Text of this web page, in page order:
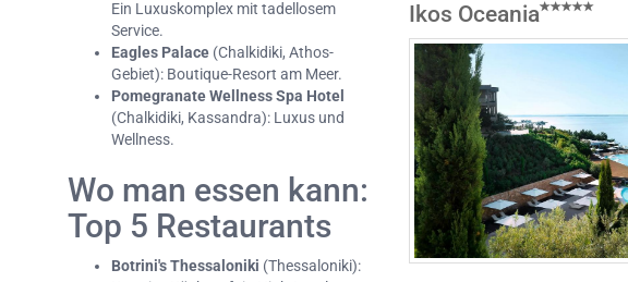
Ein Luxuskomplex mit tadellosem
Service.
Eagles Palace (Chalkidiki, Athos-
Gebiet): Boutique-Resort am Meer.
Pomegranate Wellness Spa Hotel
(Chalkidiki, Kassandra): Luxus und
Wellness.
Wo man essen kann:
Top 5 Restaurants
Botrini's Thessaloniki (Thessaloniki):
Ikos Oceania